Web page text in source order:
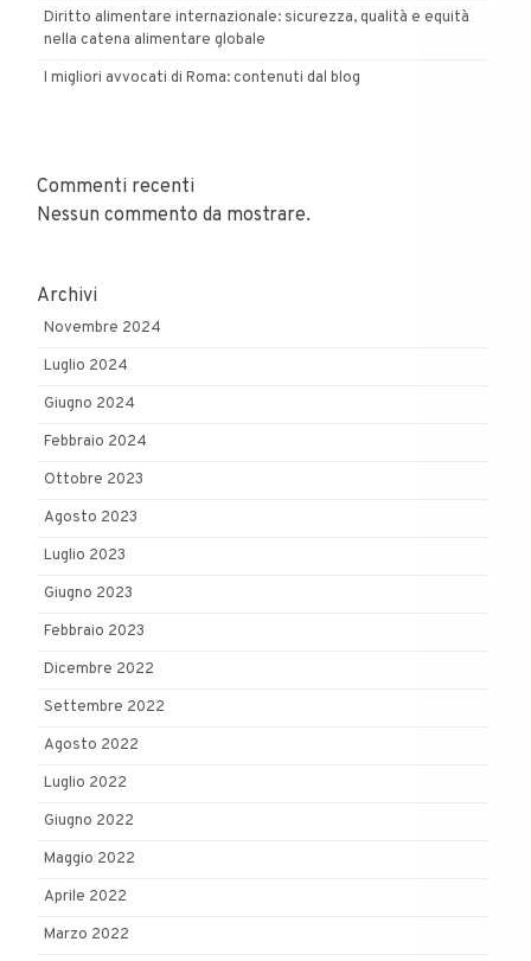
Diritto alimentare internazionale: sicurezza, qualità e equità
nella catena alimentare globale
I migliori avvocati di Roma: contenuti dal blog
Commenti recenti
Nessun commento da mostrare.
Archivi
Novembre 2024
Luglio 2024
Giugno 2024
Febbraio 2024
Ottobre 2023
Agosto 2023
Luglio 2023
Giugno 2023
Febbraio 2023
Dicembre 2022
Settembre 2022
Agosto 2022
Luglio 2022
Giugno 2022
Maggio 2022
Aprile 2022
Marzo 2022